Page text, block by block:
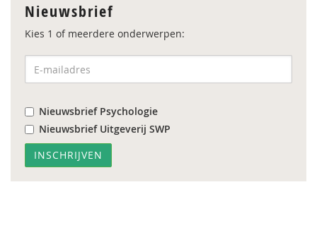
Nieuwsbrief
Kies 1 of meerdere onderwerpen:
Nieuwsbrief Psychologie
Nieuwsbrief Uitgeverij SWP